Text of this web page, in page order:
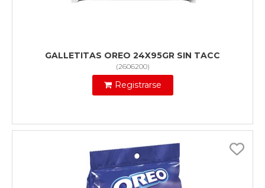
GALLETITAS OREO 24X95GR SIN TACC
(2606200)
Registrarse